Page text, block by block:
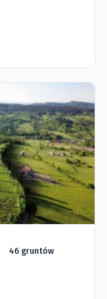
46 gruntów